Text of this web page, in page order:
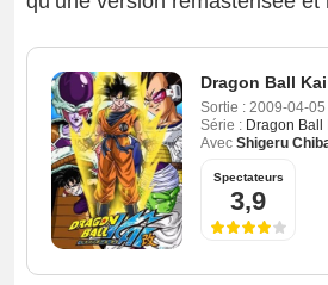
Dragon Ball Kai
Sortie : 2009-04-05
Série : Dragon Ball
Avec Shigeru
Spectateurs
3,9